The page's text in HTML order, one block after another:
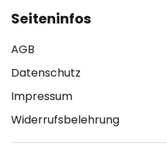
Seiteninfos
AGB
Datenschutz
Impressum
Widerrufsbelehrung